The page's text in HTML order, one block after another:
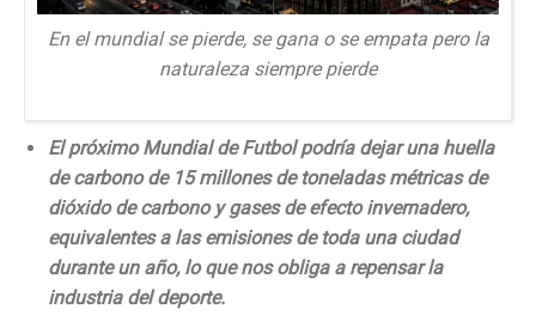
En el mundial se pierde, se gana o se empata pero la
naturaleza siempre pierde
El próximo Mundial de Futbol podría dejar una huella
de carbono de 15 millones de toneladas métricas de
dióxido de carbono y gases de efecto invernadero,
equivalentes a las emisiones de toda una ciudad
durante un año, lo que nos obliga a repensar la
industria del deporte.